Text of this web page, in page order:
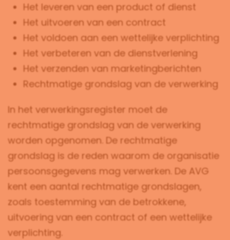
Het leveren van een product of dienst
Het uitvoeren van een contract
Het voldoen aan een wettelijke verplichting
Het verbeteren van de dienstverlening
Het verzenden van marketingberichten
Rechtmatige grondslag van de verwerking
In het verwerkingsregister moet de
rechtmatige grondslag van de verwerking
worden opgenomen. De rechtmatige
grondslag is de reden waarom de organisatie
persoonsgegevens mag verwerken. De AVG
kent een aantal rechtmatige grondslagen,
zoals toestemming van de betrokkene,
uitvoering van een contract of een wettelijke
verplichting.